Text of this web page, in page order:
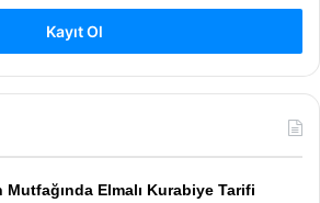
Kayıt Ol
Mutfağında Elmalı Kurabiye Tarifi